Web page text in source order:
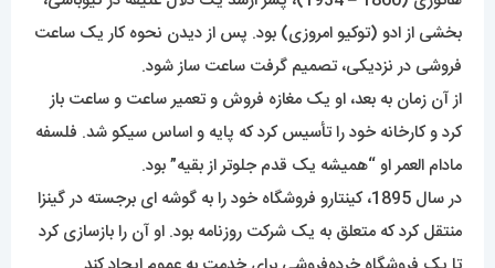
بخشی از ادو (توکیو امروزی) بود. پس از دیدن نحوه کار یک ساعت
فروشی در نزدیکی، تصمیم گرفت ساعت ساز شود.
از آن زمان به بعد، او یک مغازه فروش و تعمیر ساعت و ساعت باز
کرد و کارخانه خود را تأسیس کرد که پایه و اساس سیکو شد. فلسفه
مادام العمر او “همیشه یک قدم جلوتر از بقیه” بود.
در سال 1895، کینتارو فروشگاه خود را به گوشه ای برجسته در گینزا
منتقل کرد که متعلق به یک شرکت روزنامه بود. او آن را بازسازی کرد